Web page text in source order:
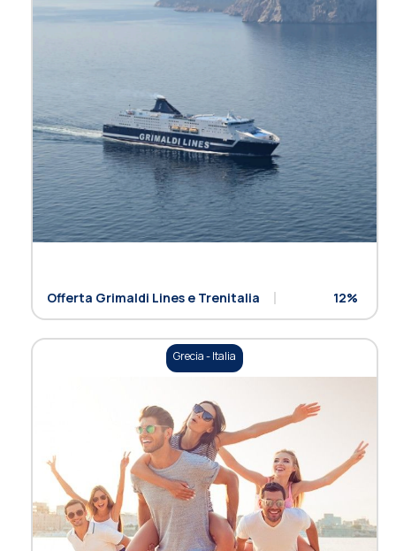
Offerta Grimaldi Lines e Trenitalia 12%
Grecia - Italia